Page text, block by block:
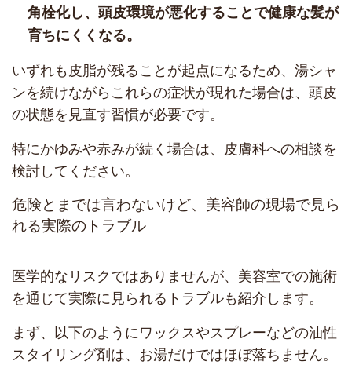
角栓化し、頭皮環境が悪化することで健康な髪が
育ちにくくなる。
いずれも皮脂が残ることが起点になるため、湯シャ
ンを続けながらこれらの症状が現れた場合は、頭皮
の状態を見直す習慣が必要です。
特にかゆみや赤みが続く場合は、皮膚科への相談を
検討してください。
危険とまでは言わないけど、美容師の現場で見ら
れる実際のトラブル
医学的なリスクではありませんが、美容室での施術
を通じて実際に見られるトラブルも紹介します。
まず、以下のようにワックスやスプレーなどの油性
スタイリング剤は、お湯だけではほぼ落ちません。